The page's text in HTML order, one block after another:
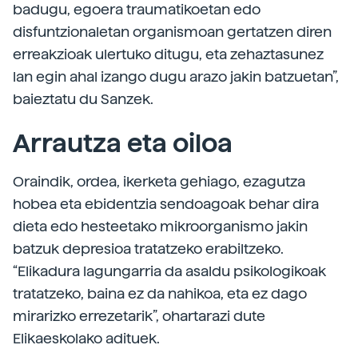
badugu, egoera traumatikoetan edo
disfuntzionaletan organismoan gertatzen diren
erreakzioak ulertuko ditugu, eta zehaztasunez
lan egin ahal izango dugu arazo jakin batzuetan”,
baieztatu du Sanzek.
Arrautza eta oiloa
Oraindik, ordea, ikerketa gehiago, ezagutza
hobea eta ebidentzia sendoagoak behar dira
dieta edo hesteetako mikroorganismo jakin
batzuk depresioa tratatzeko erabiltzeko.
“Elikadura lagungarria da asaldu psikologikoak
tratatzeko, baina ez da nahikoa, eta ez dago
mirarizko errezetarik”, ohartarazi dute
Elikaeskolako adituek.